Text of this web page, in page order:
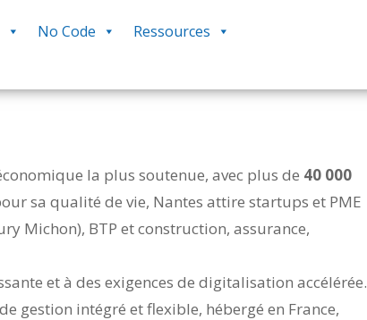
No Code
Ressources
la plus soutenue, avec plus de 40 000
sa qualité de vie, Nantes attire startups et PME
Michon), BTP et construction, assurance,
et à des exigences de digitalisation accélérée.
gestion intégré et flexible, hébergé en France,